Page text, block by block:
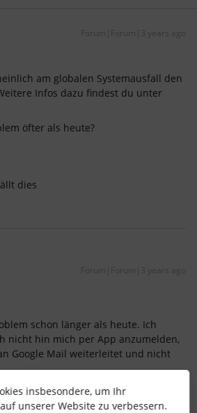
Forum|Forum|3 years ago
am globalen Systemausfall den
Infos dazu findest du unter
öfter als heute?
dies
Forum|Forum|3 years ago
schon länger als heute. Ich
nicht hin mich per App anzumelden,
Google Mail weiterleitet und nicht
insbesondere, um Ihr
unserer Website zu verbessern.